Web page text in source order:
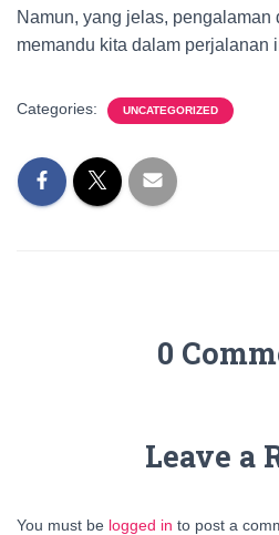
Namun, yang jelas, pengalaman
memandu kita dalam perjalanan
Categories: UNCATEGORIZED
0
Leave a
You must be logged in to post a